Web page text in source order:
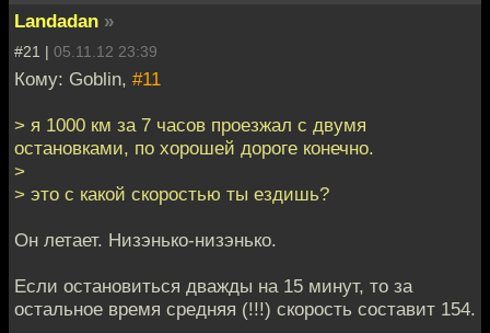
Landadan »
#21 | 05.11.12 23:39
Кому: Goblin, #11
> я 1000 км за 7 часов проезжал с двумя
остановками, по хорошей дороге конечно.
>
> это с какой скоростью ты ездишь?
Он летает. Низэнько-низэнько.
Если остановиться дважды на 15 минут, то за
остальное время средняя (!!!) скорость составит 154.